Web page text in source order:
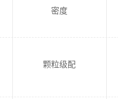
密度
颗粒级配